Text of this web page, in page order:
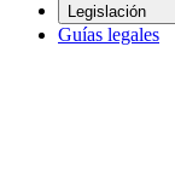
Legislación
Guías legales